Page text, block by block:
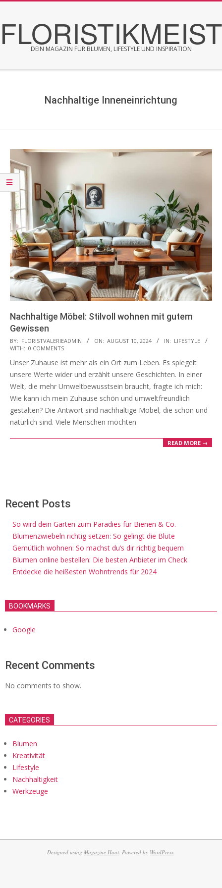
content
DEIN MAGAZIN FÜR BLUMEN, LIFESTYLE UND INSPIRATION
Nachhaltige Inneneinrichtung
Nachhaltige Möbel: Stilvoll wohnen mit gutem
Gewissen
2024-
08-
10
BY: FLORISTVALERIEADMIN ON: AUGUST 10, 2024 IN: LIFESTYLE
WITH: 0 COMMENTS
Unser Zuhause ist mehr als ein Ort zum Leben. Es spiegelt
unsere Werte wider und erzählt unsere Geschichten. In einer
Welt, die mehr Umweltbewusstsein braucht, fragte ich mich:
Wie kann ich mein Zuhause schön und umweltfreundlich
gestalten? Die Antwort sind nachhaltige Möbel, die schön und
natürlich sind. Viele Menschen möchten
READ MORE →
Recent Posts
So wird dein Garten zum Paradies für Bienen & Co.
Blumenzwiebeln richtig setzen: So gelingt die Blüte
Gemütlich wohnen: So machst du’s dir richtig bequem
Blumen online bestellen: Die besten Anbieter im Check
Entdecke die heißesten Wohntrends für 2024
BOOKMARKS
Google
Recent Comments
No comments to show.
CATEGORIES
Blumen
Kreativität
Lifestyle
Nachhaltigkeit
Werkzeuge
Designed using Magazine Hoot. Powered by WordPress.